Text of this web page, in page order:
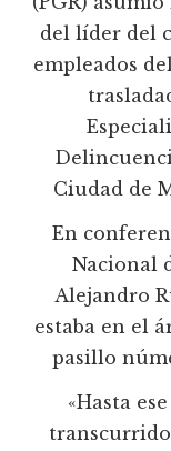
del líder del
empleados
Ciudad de
En
Nacional
Alejandro
estaba en el
pasillo
«Hasta